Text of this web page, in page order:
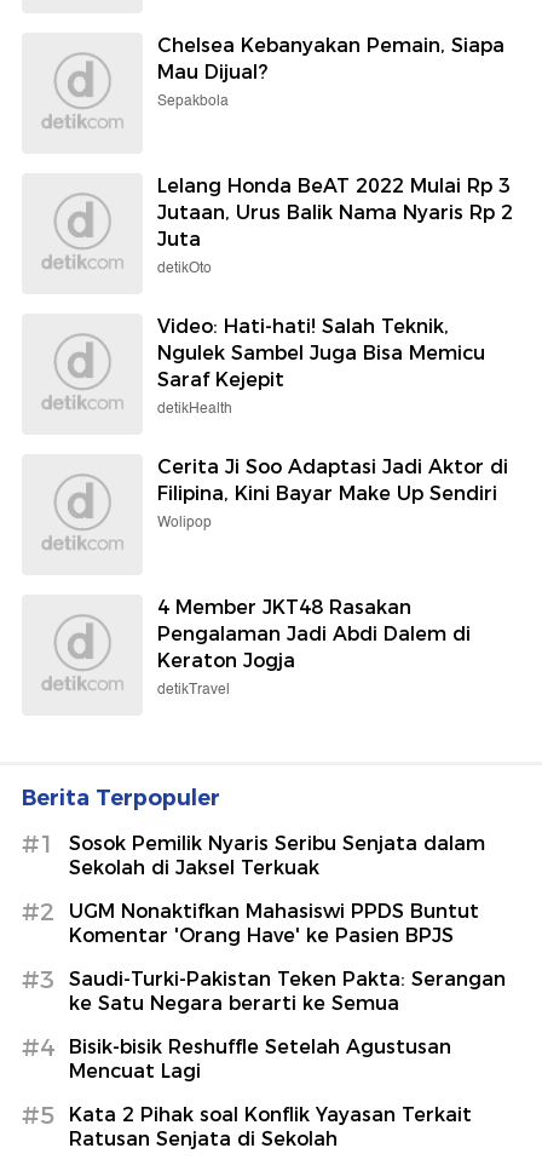
Chelsea Kebanyakan Pemain, Siapa
Mau Dijual?
Sepakbola
Lelang Honda BeAT 2022 Mulai Rp 3
Jutaan, Urus Balik Nama Nyaris Rp 2
Juta
detikOto
Video: Hati-hati! Salah Teknik,
Ngulek Sambel Juga Bisa Memicu
Saraf Kejepit
detikHealth
Cerita Ji Soo Adaptasi Jadi Aktor di
Filipina, Kini Bayar Make Up Sendiri
Wolipop
4 Member JKT48 Rasakan
Pengalaman Jadi Abdi Dalem di
Keraton Jogja
detikTravel
Berita Terpopuler
#1
Sosok Pemilik Nyaris Seribu Senjata dalam
Sekolah di Jaksel Terkuak
#2
UGM Nonaktifkan Mahasiswi PPDS Buntut
Komentar 'Orang Have' ke Pasien BPJS
#3
Saudi-Turki-Pakistan Teken Pakta: Serangan
ke Satu Negara berarti ke Semua
#4
Bisik-bisik Reshuffle Setelah Agustusan
Mencuat Lagi
#5
Kata 2 Pihak soal Konflik Yayasan Terkait
Ratusan Senjata di Sekolah